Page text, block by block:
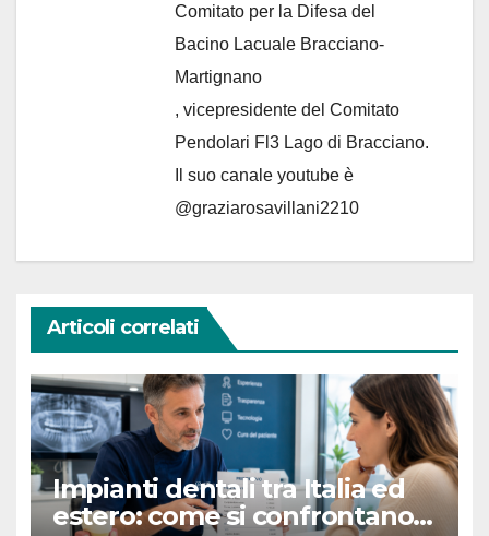
Comitato per la Difesa del
Bacino Lacuale Bracciano-
Martignano
, vicepresidente del Comitato
Pendolari Fl3 Lago di Bracciano.
Il suo canale youtube è
@graziarosavillani2210
Articoli correlati
Impianti dentali tra Italia ed
estero: come si confrontano i